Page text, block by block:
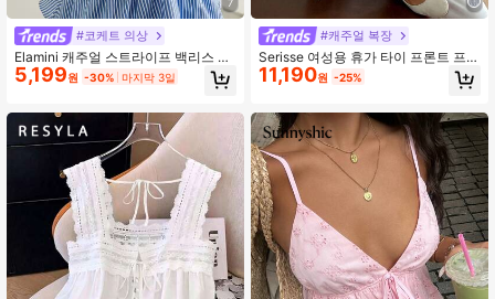
4.92 659K 팔로워
4.92 659K 팔로워
4.92 659K 팔로워
7
#코케트 의상
Elamini 캐주얼 스트라이프 백리스 홀
터 탑, 여름
5,199원 -30% 마지막 3일
#캐주얼 복장
Serisse 여성용 휴가 타이 프론트 프린
트 & 자수 스트라이프 캐미솔 탑
11,190원 -25%